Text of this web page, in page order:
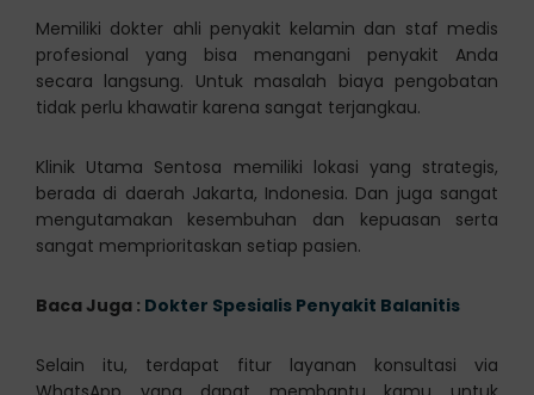
Memiliki dokter ahli penyakit kelamin dan staf medis
profesional yang bisa menangani penyakit Anda
secara langsung. Untuk masalah biaya pengobatan
tidak perlu khawatir karena sangat terjangkau.
Klinik Utama Sentosa memiliki lokasi yang strategis,
berada di daerah Jakarta, Indonesia. Dan juga sangat
mengutamakan kesembuhan dan kepuasan serta
sangat memprioritaskan setiap pasien.
Baca Juga : Dokter Spesialis Penyakit Balanitis
Selain itu, terdapat fitur layanan konsultasi via